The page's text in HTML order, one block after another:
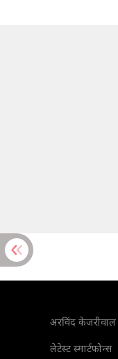
अरविंद केजरीवाल
लेटेस्ट स्मार्टफोन्स